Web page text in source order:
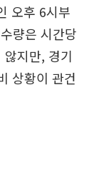
오후 6시부
량은 시간당
지만, 경기
상황이 관건